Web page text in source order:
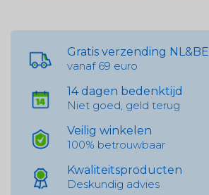
Gratis verzending NL&BE
vanaf 69 euro
14 dagen bedenktijd
Niet goed, geld terug
Veilig winkelen
100% betrouwbaar
Kwaliteitsproducten
Deskundig advies